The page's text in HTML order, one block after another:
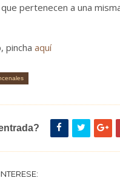
pertenecen a una
pincha aquí